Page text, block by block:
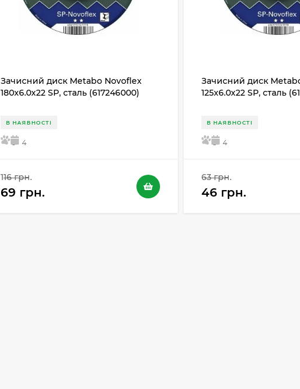
Зачисний диск Metabo Novoflex
180x6.0х22 SP, сталь (617246000)
В НАЯВНОСТІ
5 4
116 грн.
69 грн.
Зачисний диск
125x6.0х22 SP, сталь
В НАЯВНОСТІ
5 4
63 грн.
46 грн.